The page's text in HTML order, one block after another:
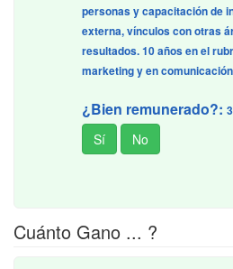
personas y capacitación de
externa, vínculos con otras
resultados. 10 años en el
marketing y en
¿Bien remunerado?:
Cuánto Gano ... ?